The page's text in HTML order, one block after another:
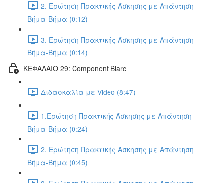
2. Ερώτηση Πρακτικής Άσκησης με Απάντηση
Βήμα-Βήμα (0:12)
3. Ερώτηση Πρακτικής Άσκησης με Απάντηση
Βήμα-Βήμα (0:14)
ΚΕΦΑΛΑΙΟ 29: Component Biarc
Διδασκαλία με Video (8:47)
1.Ερώτηση Πρακτικής Άσκησης με Απάντηση
Βήμα-Βήμα (0:24)
2. Ερώτηση Πρακτικής Άσκησης με Απάντηση
Βήμα-Βήμα (0:45)